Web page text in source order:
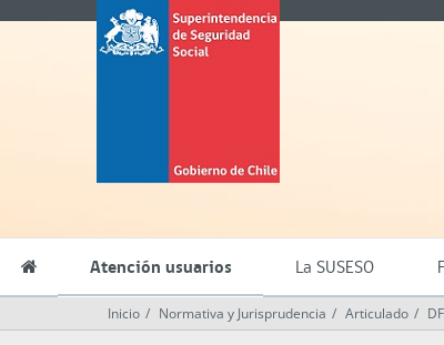
Superintendencia
de
Gobierno
de
Atención usuarios La SUSESO
Inicio Normativa y Jurisprudencia Articulado